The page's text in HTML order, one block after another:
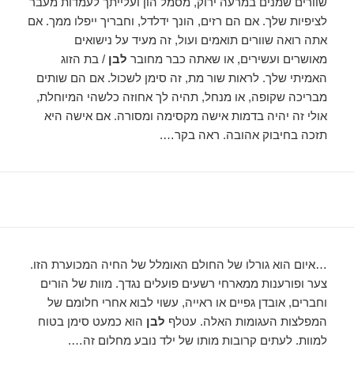
לציפיות שלך. אם הם רזים, הונך ידלדל, וחבריך ייפלו ממך. אם
אתה רואה שוורים תואמים ועול, זה מעיד על נישואים
מאושרים ועשירים, או שאתה כבר מחובר לבן / בת הזוג
האמיתי שלך. לראות שור מת, זה סימן לשכול. אם הם שותים
מבריכה שקופה, או מנחל, תהיה לך אחוזה כלשהי המיוחלת,
אולי זה יהיה בדמות אישה מקסימה ומסורה. אם אישה היא
תזכה בחיבוק אהובה. ראה בקר….
…איום הוא גורלו של החולם האומלל של החיה המכוערת הזו.
צער ופורענות ממארחי רשעים פועלים נגדך. מוות של הורים
וחברים, אובדן גפיים או ראייה, עשוי לבוא אחרי חלומם של
המפלצות העגומות האלה. עטלף לבן הוא כמעט סימן בטוח
למוות. לעתים קרובות מותו של ילד נובע מחלום זה….